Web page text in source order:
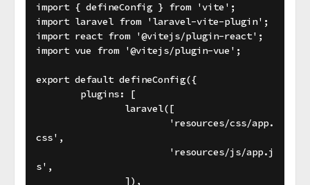
import { defineConfig } from 'vite';
import laravel from 'laravel-vite-plugin';
import react from '@vitejs/plugin-react';
import vue from '@vitejs/plugin-vue';
export default defineConfig({
css',
s',